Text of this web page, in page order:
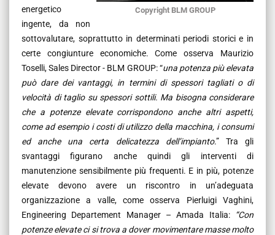
Copyright BLM GROUP
energetico
ingente, da non
sottovalutare, soprattutto in determinati periodi storici e in
certe congiunture economiche. Come osserva Maurizio
Toselli, Sales Director - BLM GROUP: “una potenza più elevata
può dare dei vantaggi, in termini di spessori tagliati o di
velocità di taglio su spessori sottili. Ma bisogna considerare
che a potenze elevate corrispondono anche altri aspetti,
come ad esempio i costi di utilizzo della macchina, i consumi
ed anche una certa delicatezza dell’impianto.” Tra gli
svantaggi figurano anche quindi gli interventi di
manutenzione sensibilmente più frequenti. E in più, potenze
elevate devono avere un riscontro in un’adeguata
organizzazione a valle, come osserva Pierluigi Vaghini,
Engineering Departement Manager – Amada Italia:
“Con
potenze elevate ci si trova a dover movimentare masse molto